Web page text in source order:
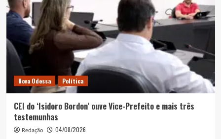
Nova Odessa Política
CEI do ‘Isidoro Bordon’ ouve Vice-Prefeito e mais três
testemunhas
Redação 04/08/2026